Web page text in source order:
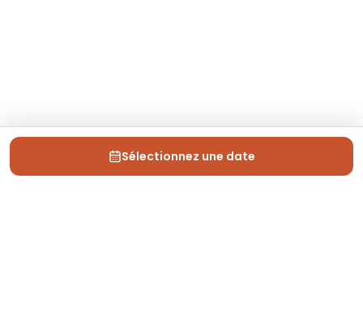
Sélectionnez une date